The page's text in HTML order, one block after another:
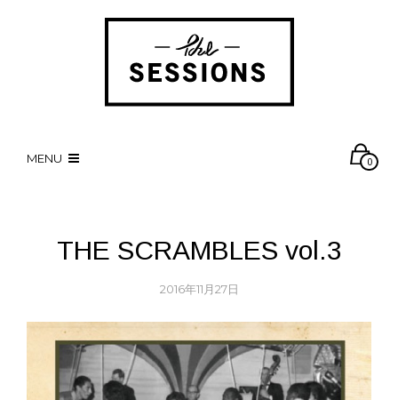
MENU 0
THE SCRAMBLES vol.3
2016年11月27日